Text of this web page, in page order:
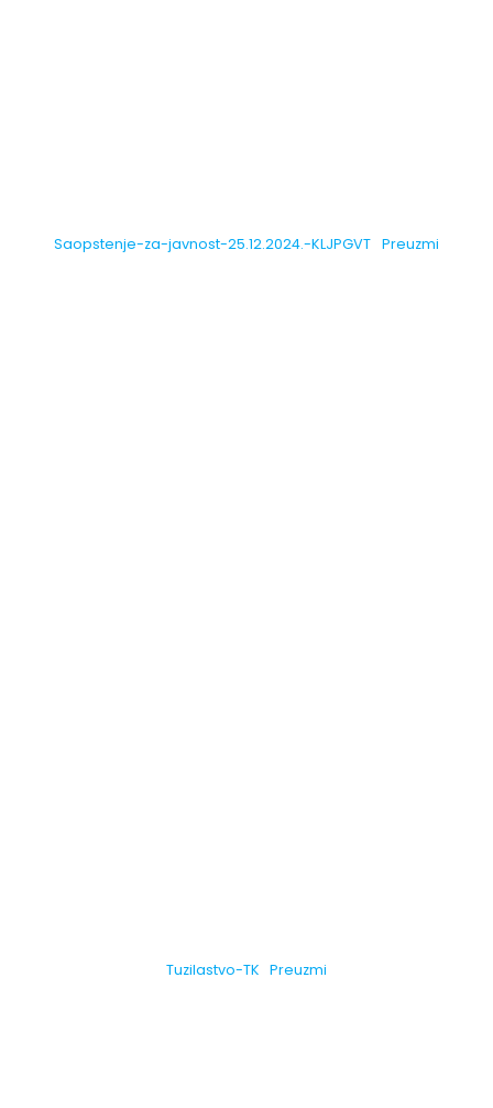
Saopstenje-za-javnost-25.12.2024.-KLJPGVT Preuzmi
Tuzilastvo-TK Preuzmi